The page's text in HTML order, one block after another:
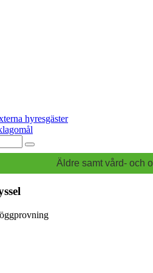
hyresgäster
Äldre samt vård- och